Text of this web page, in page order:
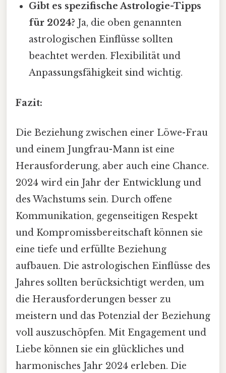
Gibt es spezifische Astrologie-Tipps
für 2024? Ja, die oben genannten
astrologischen Einflüsse sollten
beachtet werden. Flexibilität und
Anpassungsfähigkeit sind wichtig.
Fazit:
Die Beziehung zwischen einer Löwe-Frau
und einem Jungfrau-Mann ist eine
Herausforderung, aber auch eine Chance.
2024 wird ein Jahr der Entwicklung und
des Wachstums sein. Durch offene
Kommunikation, gegenseitigen Respekt
und Kompromissbereitschaft können sie
eine tiefe und erfüllte Beziehung
aufbauen. Die astrologischen Einflüsse des
Jahres sollten berücksichtigt werden, um
die Herausforderungen besser zu
meistern und das Potenzial der Beziehung
voll auszuschöpfen. Mit Engagement und
Liebe können sie ein glückliches und
harmonisches Jahr 2024 erleben. Die